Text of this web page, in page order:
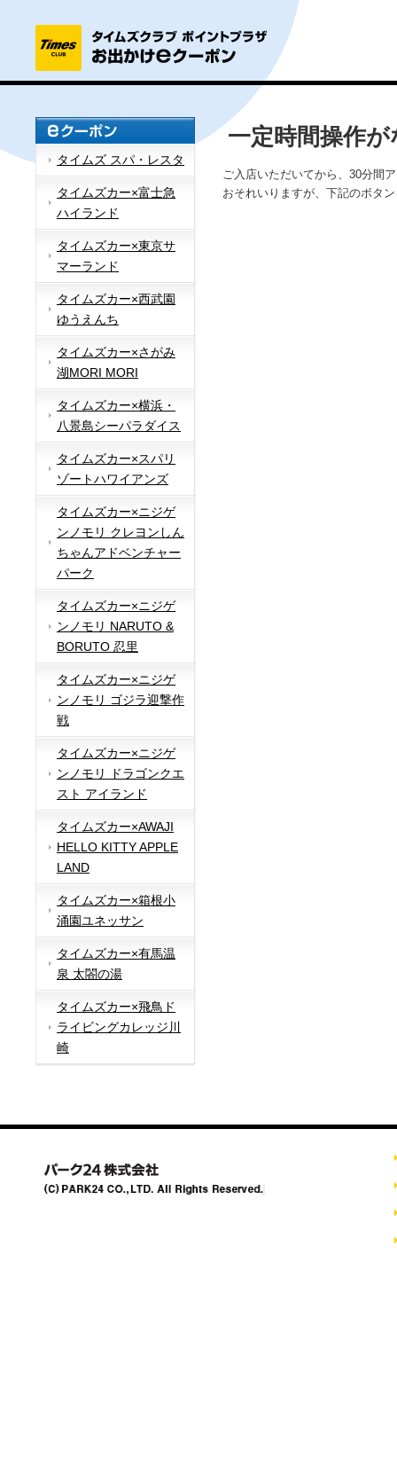
タイムズ スパ・レスタ
タイムズカー×富士急
ハイランド
タイムズカー×東京サ
マーランド
タイムズカー×西武園
ゆうえんち
タイムズカー×さがみ
湖MORI MORI
タイムズカー×横浜・
八景島シーパラダイス
タイムズカー×スパリ
ゾートハワイアンズ
タイムズカー×ニジゲ
ンノモリ クレヨンしん
ちゃんアドベンチャー
パーク
タイムズカー×ニジゲ
ンノモリ NARUTO &
BORUTO 忍里
タイムズカー×ニジゲ
ンノモリ ゴジラ迎撃作
戦
タイムズカー×ニジゲ
ンノモリ ドラゴンクエ
スト アイランド
タイムズカー×AWAJI
HELLO KITTY APPLE
LAND
タイムズカー×箱根小
涌園ユネッサン
タイムズカー×有馬温
泉 太閤の湯
タイムズカー×飛鳥ド
ライビングカレッジ川
崎
一定時間操作
ご入店いただいてから、30分間
おそれいりますが、下記のボタ